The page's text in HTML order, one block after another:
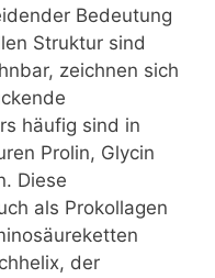
Bedeutung
Struktur sind
zeichnen sich
häufig sind in
Prolin, Glycin
Diese
als Prokollagen
der